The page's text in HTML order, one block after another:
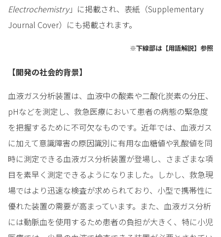
Electrochemistry」に掲載され、表紙（Supplementary
Journal Cover）にも掲載されます。
※下線部は【用語解説】参照
【開発の社会的背景】
血液ガス分析装置は、血液中の酸素や二酸化炭素の分圧、
pHなどを測定し、救急医療において患者の病態の緊急度
を把握するために不可欠なものです。近年では、血液ガス
に加えて意識障害の原因識別に有用な血糖値や乳酸値を同
時に測定できる血液ガス分析装置が登場し、さまざまな項
目を素早く測定できるようになりました。しかし、救急現
場ではより迅速な検査が求められており、小型で携帯性に
優れた装置の需要が高まっています。また、血液ガス分析
には動脈血を使用するため患者の負担が大きく、特に小児